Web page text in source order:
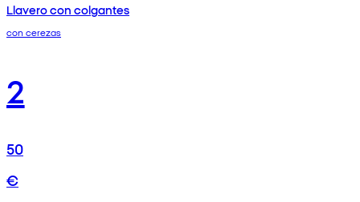
Llavero con colgantes
con cerezas
2
50
€